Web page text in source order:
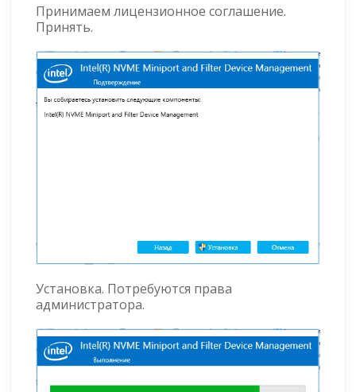
Принимаем лицензионное соглашение.
Принять.
Установка. Потребуются права
администратора.